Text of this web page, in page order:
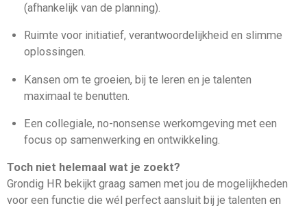
(afhankelijk van de planning).
Ruimte voor initiatief, verantwoordelijkheid en slimme
oplossingen.
Kansen om te groeien, bij te leren en je talenten
maximaal te benutten.
Een collegiale, no-nonsense werkomgeving met een
focus op samenwerking en ontwikkeling.
Toch niet helemaal wat je zoekt?
Grondig HR bekijkt graag samen met jou de mogelijkheden
voor een functie die wél perfect aansluit bij je talenten en